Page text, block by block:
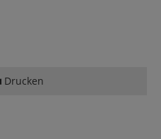
Drucken